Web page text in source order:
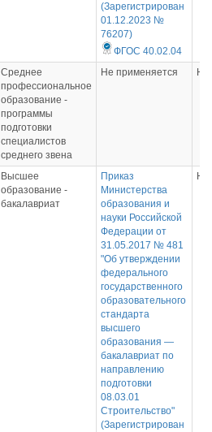
(Зарегистрирован
01.12.2023 №
76207)
ФГОС 40.02.04
Среднее
профессиональное
образование -
программы
подготовки
специалистов
среднего звена
Не применяется Не
Высшее
образование -
бакалавриат
Приказ
Министерства
образования и
науки Российской
Федерации от
31.05.2017 № 481
"Об утверждении
федерального
государственного
образовательного
стандарта
высшего
образования —
бакалавриат по
направлению
подготовки
08.03.01
Строительство"
(Зарегистрирован
Не